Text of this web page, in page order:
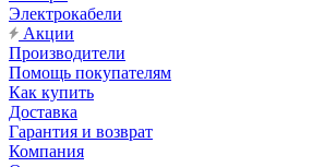
Электрокабели
Акции
Производители
Помощь покупателям
Как купить
Доставка
Гарантия и возврат
Компания